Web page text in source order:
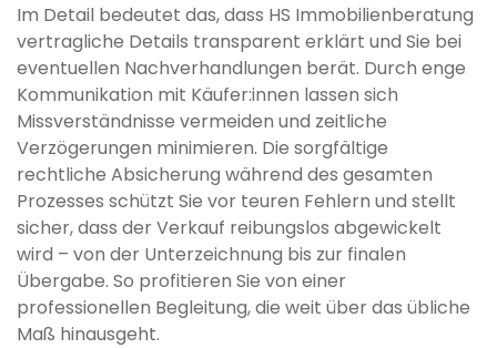
Im Detail bedeutet das, dass HS Immobilienberatung
vertragliche Details transparent erklärt und Sie bei
eventuellen Nachverhandlungen berät. Durch enge
Kommunikation mit Käufer:innen lassen sich
Missverständnisse vermeiden und zeitliche
Verzögerungen minimieren. Die sorgfältige
rechtliche Absicherung während des gesamten
Prozesses schützt Sie vor teuren Fehlern und stellt
sicher, dass der Verkauf reibungslos abgewickelt
wird – von der Unterzeichnung bis zur finalen
Übergabe. So profitieren Sie von einer
professionellen Begleitung, die weit über das übliche
Maß hinausgeht.